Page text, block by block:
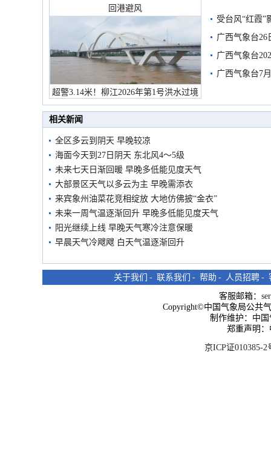
回港避风
超警3.14米！柳江2026年第1号洪水过境
市民在堤岸见证汛况
受台风“红霞”
有较强降雨
广西气象台26
广西气象台
预警
广西气象台7
相关新闻
全区多云到阴天 早晚较凉
海面今天到27日阴天 东北风4～5级
未来七天日渐回暖 早晚多低能见度天气
大部景区天气以多云为主 早晚需添衣
来宾象州油菜花竞相绽放 大地仿佛披“金衣”
未来一周气温逐渐回升 早晚多低能见度天气
阳光继续上线 早晚天气寒冷注意保暖
早晨天气冷飕飕 白天气温逐渐回升
关于我们 - 联系我们 - 帮助 - 人员招聘 -
客服邮箱：
Copyright©中国气象局公共
制作维护：中
郑重声明
京ICP证010385-2